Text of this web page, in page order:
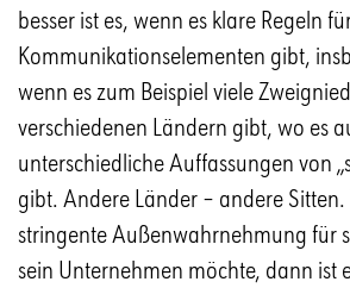
besser ist es, wenn es klare Regeln
Kommunikationselementen gibt,
wenn es zum Beispiel viele
verschiedenen Ländern gibt, wo es
unterschiedliche Auffassungen von
gibt. Andere Länder – andere
stringente Außenwahrnehmung für
sein Unternehmen möchte, dann ist